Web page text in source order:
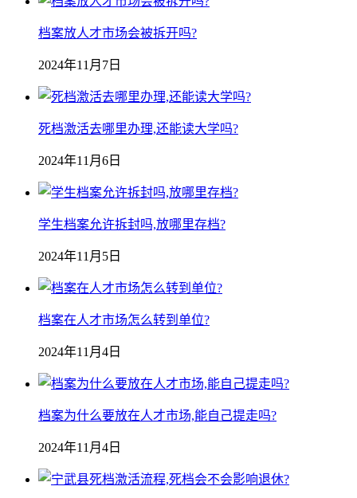
档案放人才市场会被拆开吗?
2024年11月7日
死档激活去哪里办理,还能读大学吗?
2024年11月6日
学生档案允许拆封吗,放哪里存档?
2024年11月5日
档案在人才市场怎么转到单位?
2024年11月4日
档案为什么要放在人才市场,能自己提走吗?
2024年11月4日